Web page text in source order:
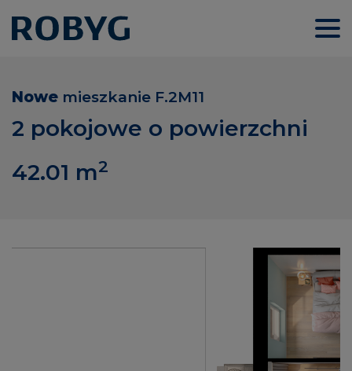
Nowe mieszkanie F.2M11
2 pokojowe o powierzchni
42.01 m2